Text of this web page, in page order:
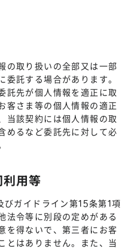
の取り扱いの全部又は一部
委託する場合があります。
託先が個人情報を適正に取
客さま等の個人情報の適正
当該契約には個人情報の取
めるなど委託先に対して必
用等
ガイドライン第15条第1項
法令等に別段の定めがある
を得ないで、第三者にお客
とはありません。また、当